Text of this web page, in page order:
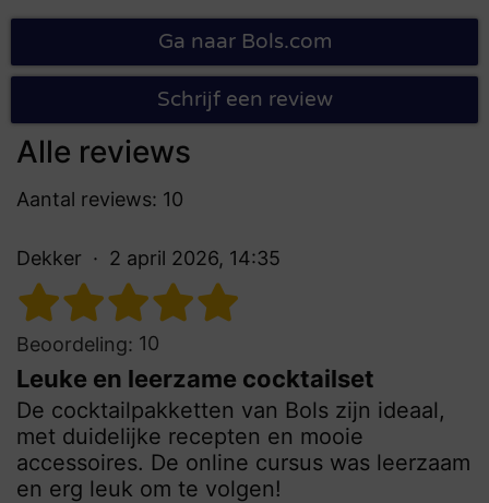
Ga naar Bols.com
Schrijf een review
Alle reviews
Aantal reviews: 10
Dekker 2 april 2026, 14:35
Beoordeling: 10
Leuke en leerzame cocktailset
De cocktailpakketten van Bols zijn ideaal,
met duidelijke recepten en mooie
accessoires. De online cursus was leerzaam
en erg leuk om te volgen!